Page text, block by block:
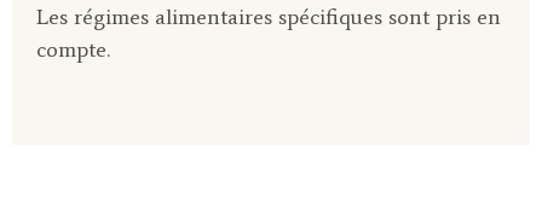
Les régimes alimentaires spécifiques sont pris en
compte.